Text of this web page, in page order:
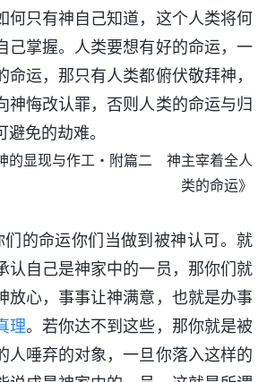
何只有神自己知道，这个人类将何
己掌握。人类要想有好的命运，一
命运，那只有人类都俯伏敬拜神，
神悔改认罪，否则人类的命运与归
免的劫难。
显现与作工・附篇二 神主宰着全人
类的命运》
的命运你们当做到被神认可。就
认自己是神家中的一员，那你们就
放心，事事让神满意，也就是办事
理。若你达不到这些，那你就是被
人唾弃的对象，一旦你落入这样的